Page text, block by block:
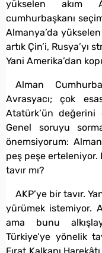
yükselen akım
cumhurbaşkanı
Almanya’da
artık Çin’i, Rusya’yı
Yani Amerika’dan
Alman
Avrasyacı; çok
Atatürk’ün
Genel soruyu
önemsiyorum:
peş peşe erteleniyor.
tavır mı?
AKP’ye bir tavır.
yürümek istemiyor.
ama bunu
Türkiye’ye yönelik